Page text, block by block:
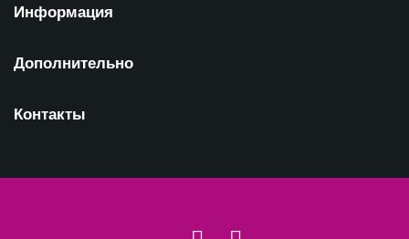
Информация
Дополнительно
Контакты